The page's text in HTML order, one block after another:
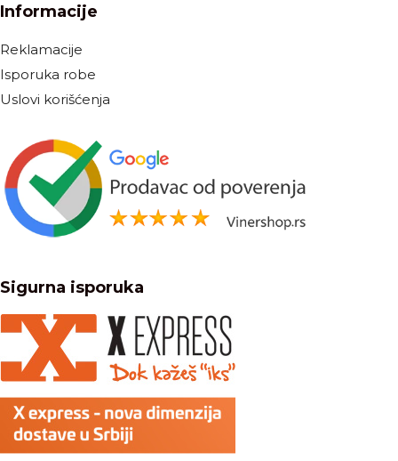
Informacije
Reklamacije
Isporuka robe
Uslovi korišćenja
Sigurna isporuka